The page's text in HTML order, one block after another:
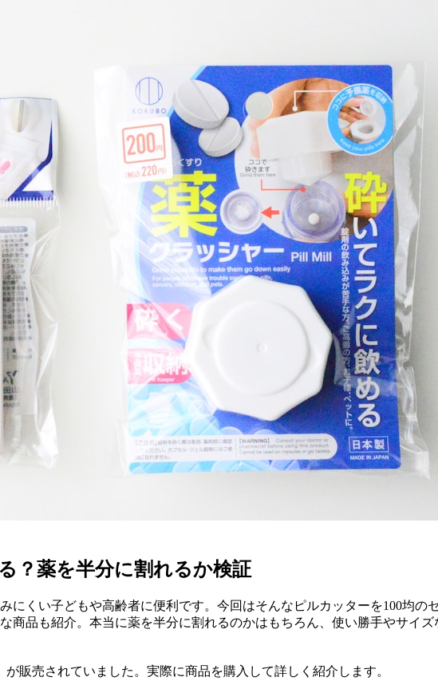
？薬を半分に割れるか検証
にくい子どもや高齢者に便利です。今回はそんなピルカッターを100均の
商品も紹介。本当に薬を半分に割れるのかはもちろん、使い勝手やサイズ
販売されていました。実際に商品を購入して詳しく紹介します。